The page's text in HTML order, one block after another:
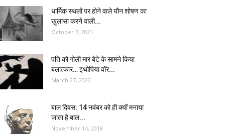
धार्मिक स्थलों पर होने वाले यौन शोषण का
खुलासा करने वाली...
October 7, 2021
पति को गोली मार बेटे के सामने किया
बलात्कार… इथोपिया वॉर...
March 27, 2022
बाल दिवस: 14 नवंबर को ही क्यों मनाया
जाता है बाल...
November 14, 2018